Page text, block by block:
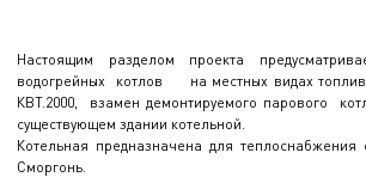
Настоящим разделом проекта
водогрейных котлов на местных видах
КВТ.2000, взамен демонтируемого парового
существующем здании котельной.
Котельная предназначена для теплоснабжения
Сморгонь.